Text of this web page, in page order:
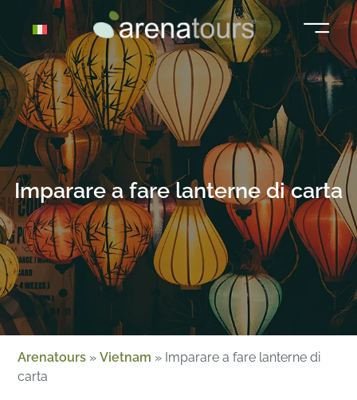
contenuto
Imparare a fare lanterne di carta
Arenatours »Vietnam » Imparare a fare lanterne di
carta